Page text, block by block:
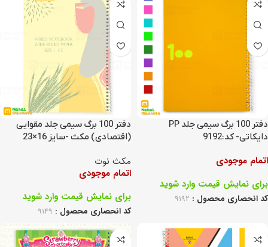
دفتر 100 برگ سیمی جلد PP
دایکاتی- کد:9192
اتمام موجودی
برای نمایش قیمت وارد شوید
کد انحصاری محصول : 9192
دفتر 100 برگ سیمی جلد مقوایی
(اقتصادی) مکث -سایز 16×23
مکث نوت
اتمام موجودی
برای نمایش قیمت وارد شوید
کد انحصاری محصول : 9149